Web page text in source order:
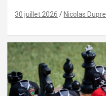
30 juillet 2026 Nicolas Dupre